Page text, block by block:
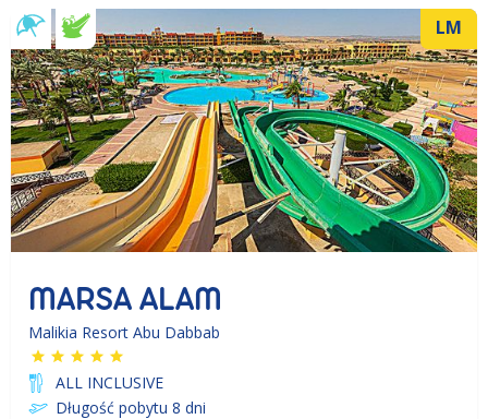
LM
MARSA ALAM
Malikia Resort Abu Dabbab
ALL INCLUSIVE
Długość pobytu 8 dni